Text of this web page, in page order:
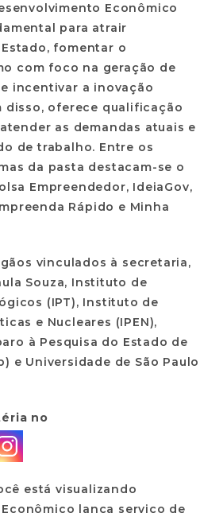
Econômico
para atrair
fomentar o
com foco na geração de
incentivar a inovação
disso, oferece qualificação
as demandas atuais e
de trabalho. Entre os
da pasta destacam-se o
Empreendedor, IdeiaGov,
Rápido e Minha
vinculados à secretaria,
Souza, Instituto de
(IPT), Instituto de
e Nucleares (IPEN),
à Pesquisa do Estado de
e Universidade de São Paulo
no